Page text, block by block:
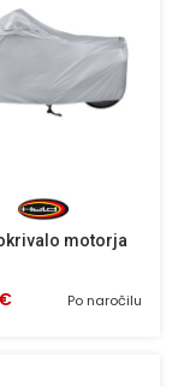
motorja
Po naročilu